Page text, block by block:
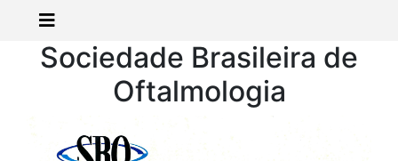
Sociedade Brasileira de
Oftalmologia